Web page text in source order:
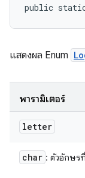
public
แสดงผล Enum
พารามิเตอร์
letter
char : ตัวอักษร